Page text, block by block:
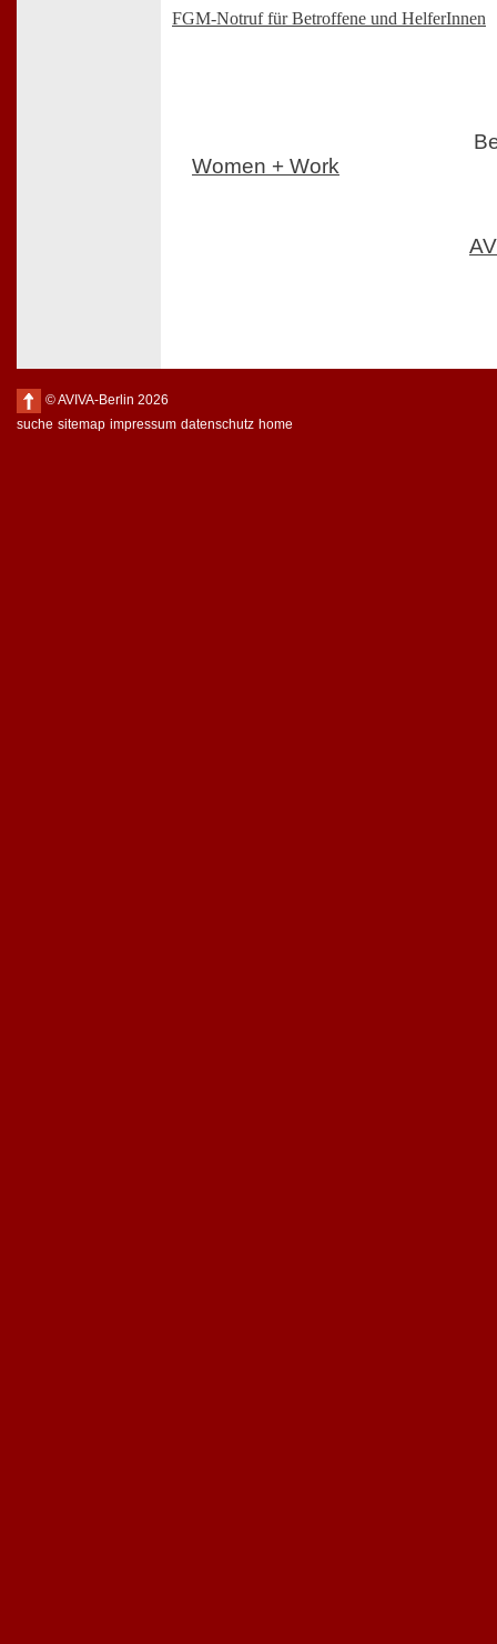
FGM-Notruf für Betroffene und HelferInnen
Women + Work
© AVIVA-Berlin 2026
suche sitemap impressum datenschutz home